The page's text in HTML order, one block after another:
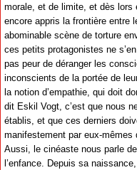
morale, et de limite, et dès lors
encore appris la frontière entre
abominable scène de torture
ces petits protagonistes ne
pas peur de déranger les
inconscients de la portée de
la notion d’empathie, qui doit
dit Eskil Vogt, c’est que nous
établis, et que ces derniers
manifestement par eux-mêmes
Aussi, le cinéaste nous parle
l’enfance. Depuis sa